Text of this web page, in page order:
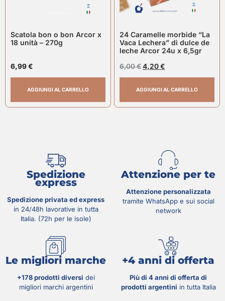
Scatola bon o bon Arcor x
18 unità – 270g
6,99€
AGGIUNGI AL CARRELLO
24 Caramelle morbide “La
Vaca Lechera” di dulce de
leche Arcor 24u x 6,5gr
6,00€4,20€
AGGIUNGI AL CARRELLO
Spedizione
express
Spedizione privata ed express
in 24/48h lavorative in tutta
Italia. (72h per le isole)
Attenzione per te
Attenzione personalizzata
tramite WhatsApp e sui social
network
Le migliori marche
+178 prodotti diversi dei
migliori marchi argentini
+4 anni di offerta
Più di 4 anni di offerta di
prodotti argentini in tutta Italia